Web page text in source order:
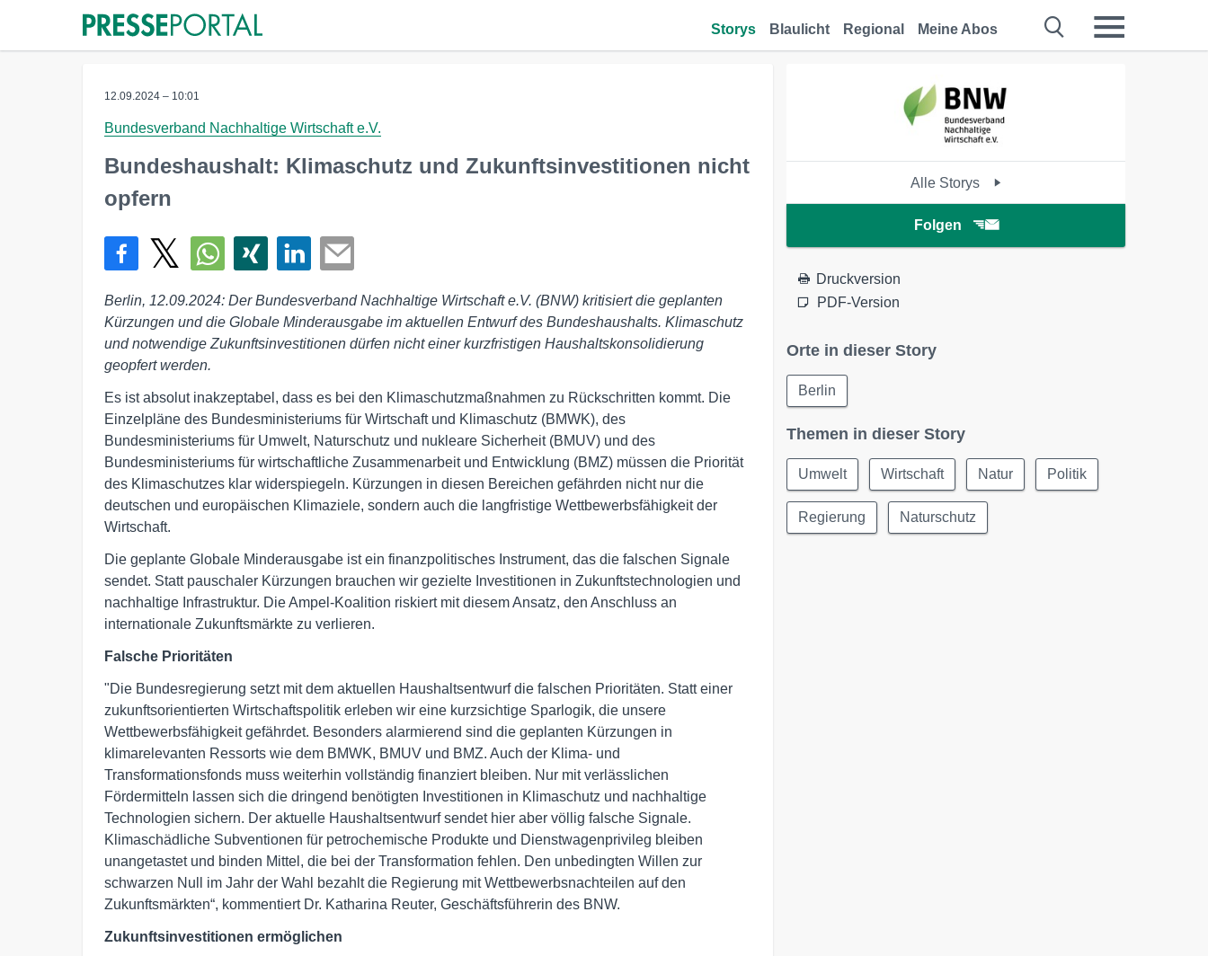
Storys Blaulicht Regional Meine Abos
12.09.2024 – 10:01
Bundesverband Nachhaltige Wirtschaft e.V.
Bundeshaushalt: Klimaschutz und Zukunftsinvestitionen nicht
opfern
Berlin, 12.09.2024: Der Bundesverband Nachhaltige Wirtschaft e.V. (BNW) kritisiert die geplanten
Kürzungen und die Globale Minderausgabe im aktuellen Entwurf des Bundeshaushalts. Klimaschutz
und notwendige Zukunftsinvestitionen dürfen nicht einer kurzfristigen Haushaltskonsolidierung
geopfert werden.
Es ist absolut inakzeptabel, dass es bei den Klimaschutzmaßnahmen zu Rückschritten kommt. Die
Einzelpläne des Bundesministeriums für Wirtschaft und Klimaschutz (BMWK), des
Bundesministeriums für Umwelt, Naturschutz und nukleare Sicherheit (BMUV) und des
Bundesministeriums für wirtschaftliche Zusammenarbeit und Entwicklung (BMZ) müssen die Priorität
des Klimaschutzes klar widerspiegeln. Kürzungen in diesen Bereichen gefährden nicht nur die
deutschen und europäischen Klimaziele, sondern auch die langfristige Wettbewerbsfähigkeit der
Wirtschaft.
Die geplante Globale Minderausgabe ist ein finanzpolitisches Instrument, das die falschen Signale
sendet. Statt pauschaler Kürzungen brauchen wir gezielte Investitionen in Zukunftstechnologien und
nachhaltige Infrastruktur. Die Ampel-Koalition riskiert mit diesem Ansatz, den Anschluss an
internationale Zukunftsmärkte zu verlieren.
Falsche Prioritäten
"Die Bundesregierung setzt mit dem aktuellen Haushaltsentwurf die falschen Prioritäten. Statt einer
zukunftsorientierten Wirtschaftspolitik erleben wir eine kurzsichtige Sparlogik, die unsere
Wettbewerbsfähigkeit gefährdet. Besonders alarmierend sind die geplanten Kürzungen in
klimarelevanten Ressorts wie dem BMWK, BMUV und BMZ. Auch der Klima- und
Transformationsfonds muss weiterhin vollständig finanziert bleiben. Nur mit verlässlichen
Fördermitteln lassen sich die dringend benötigten Investitionen in Klimaschutz und nachhaltige
Technologien sichern. Der aktuelle Haushaltsentwurf sendet hier aber völlig falsche Signale.
Klimaschädliche Subventionen für petrochemische Produkte und Dienstwagenprivileg bleiben
unangetastet und binden Mittel, die bei der Transformation fehlen. Den unbedingten Willen zur
schwarzen Null im Jahr der Wahl bezahlt die Regierung mit Wettbewerbsnachteilen auf den
Zukunftsmärkten“, kommentiert Dr. Katharina Reuter, Geschäftsführerin des BNW.
Zukunftsinvestitionen ermöglichen
Alle Storys
Folgen
Druckversion
PDF-Version
Orte in dieser Story
Berlin
Themen in dieser Story
Umwelt Wirtschaft Natur Politik
Regierung Naturschutz